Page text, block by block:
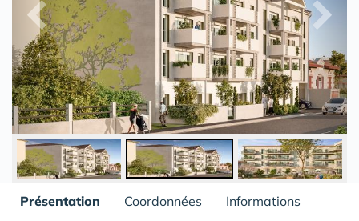
Présentation Coordonnées Informations